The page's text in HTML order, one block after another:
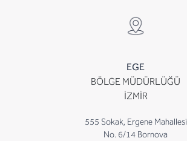
EGE
BÖLGE MÜDÜRLÜĞÜ
İZMİR
555 Sokak, Ergene Mahallesi
No. 6/14 Bornova